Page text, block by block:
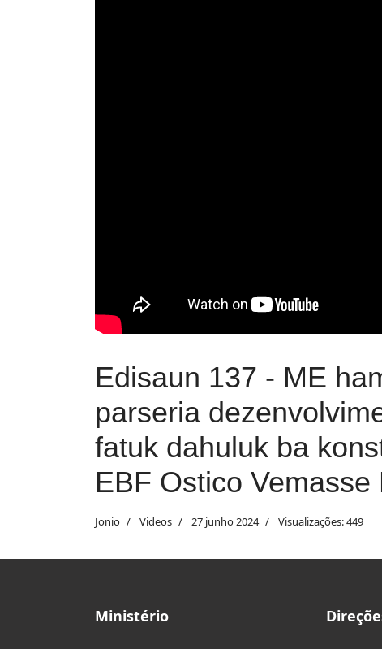
Edisaun 137 - ME
parseria
fatuk dahuluk ba
EBF Ostico Vemasse
Jonio Videos 27 junho 2024 Visualizações: 449
Ministério